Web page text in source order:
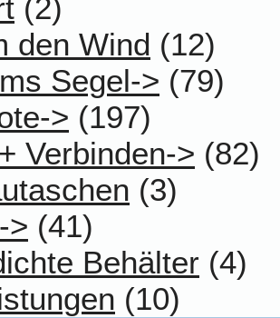
(2)
den Wind (12)
Segel-> (79)
> (197)
Verbinden-> (82)
(3)
> (41)
Behälter (4)
(10)